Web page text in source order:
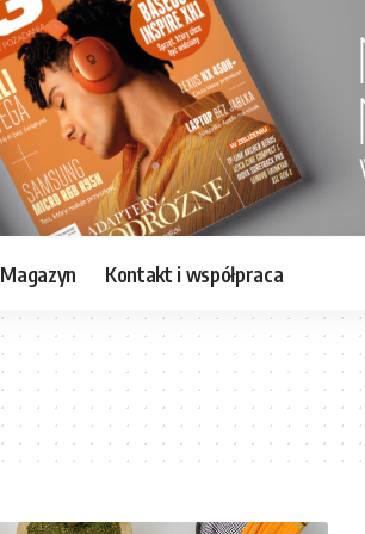
Magazyn Kontakt i współpraca